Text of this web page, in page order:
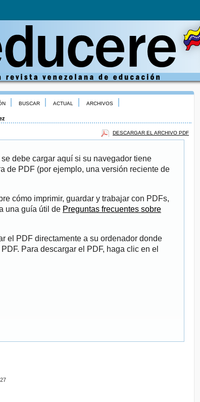
BUSCAR ACTUAL ARCHIVOS
DESCARGAR EL ARCHIVO PDF
debe cargar aquí si su navegador tiene
de PDF (por ejemplo, una versión reciente de
cómo imprimir, guardar y trabajar con PDFs,
una guía útil de Preguntas frecuentes sobre
el PDF directamente a su ordenador donde
Para descargar el PDF, haga clic en el